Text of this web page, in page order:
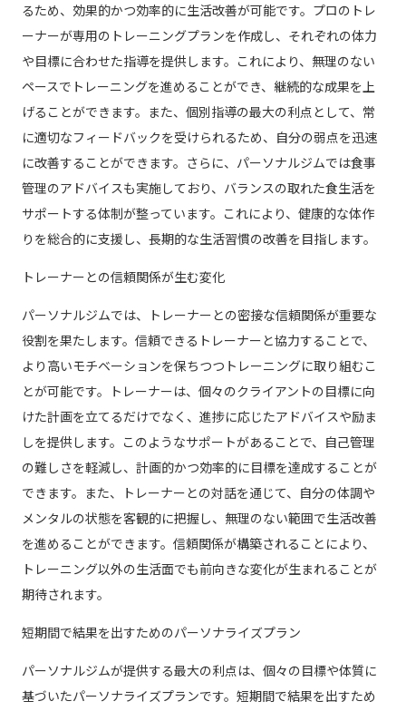
るため、効果的かつ効率的に生活改善が可能です。プロのトレ
ーナーが専用のトレーニングプランを作成し、それぞれの体力
や目標に合わせた指導を提供します。これにより、無理のない
ペースでトレーニングを進めることができ、継続的な成果を上
げることができます。また、個別指導の最大の利点として、常
に適切なフィードバックを受けられるため、自分の弱点を迅速
に改善することができます。さらに、パーソナルジムでは食事
管理のアドバイスも実施しており、バランスの取れた食生活を
サポートする体制が整っています。これにより、健康的な体作
りを総合的に支援し、長期的な生活習慣の改善を目指します。
トレーナーとの信頼関係が生む変化
パーソナルジムでは、トレーナーとの密接な信頼関係が重要な
役割を果たします。信頼できるトレーナーと協力することで、
より高いモチベーションを保ちつつトレーニングに取り組むこ
とが可能です。トレーナーは、個々のクライアントの目標に向
けた計画を立てるだけでなく、進捗に応じたアドバイスや励ま
しを提供します。このようなサポートがあることで、自己管理
の難しさを軽減し、計画的かつ効率的に目標を達成することが
できます。また、トレーナーとの対話を通じて、自分の体調や
メンタルの状態を客観的に把握し、無理のない範囲で生活改善
を進めることができます。信頼関係が構築されることにより、
トレーニング以外の生活面でも前向きな変化が生まれることが
期待されます。
短期間で結果を出すためのパーソナライズプラン
パーソナルジムが提供する最大の利点は、個々の目標や体質に
基づいたパーソナライズプランです。短期間で結果を出すため